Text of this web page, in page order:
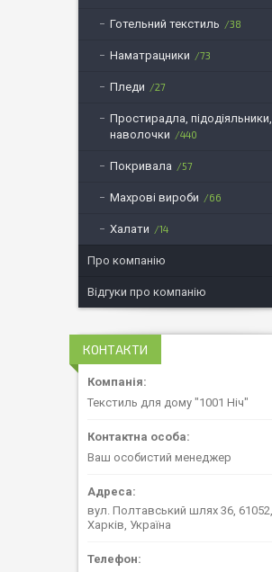
Готельний текстиль 38
Наматрацники 73
Пледи 27
Простирадла, підодіяльники,
наволочки
440
Покривала 57
Махрові вироби 66
Халати 14
Про компанію
Відгуки про компанію
КОНТАКТИ
Текстиль для дому "1001 Ніч"
Ваш особистий менеджер
вул. Полтавський шлях 36, 61052,
Харків, Україна